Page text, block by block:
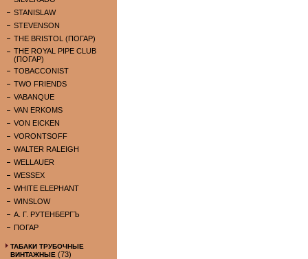
STANISLAW
STEVENSON
THE BRISTOL (ПОГАР)
THE ROYAL PIPE CLUB
(ПОГАР)
TOBACCONIST
TWO FRIENDS
VABANQUE
VAN ERKOMS
VON EICKEN
VORONTSOFF
WALTER RALEIGH
WELLAUER
WESSEX
WHITE ELEPHANT
WINSLOW
А. Г. РУТЕНБЕРГЪ
ПОГАР
ТАБАКИ ТРУБОЧНЫЕ
ВИНТАЖНЫЕ (73)